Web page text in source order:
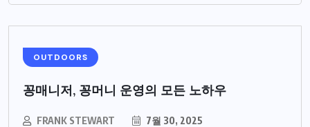
OUTDOORS
꽁매니저, 꽁머니 운영의 모든 노하우
FRANK STEWART 7월 30, 2025